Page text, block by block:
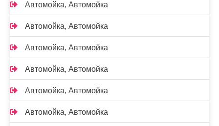
Автомойка, Автомойка
Автомойка, Автомойка
Автомойка, Автомойка
Автомойка, Автомойка
Автомойка, Автомойка
Автомойка, Автомойка